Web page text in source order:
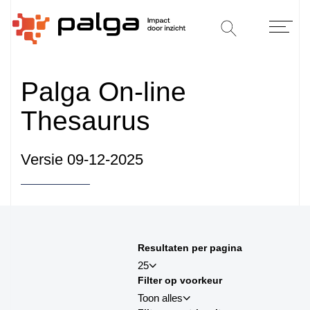
Palga On-line
Thesaurus
Versie 09-12-2025
Resultaten per pagina
25
25
Filter op voorkeur
Toon alles
sortby_title:desc
sortby_palga:asc